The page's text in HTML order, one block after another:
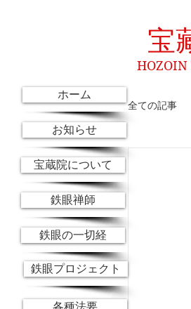
宝
HOZOIN
全ての記事
これ
ホーム
お知らせ
宝蔵院について
鉄眼禅師
鉄眼の一切経
鉄眼プロジェクト
各種法要